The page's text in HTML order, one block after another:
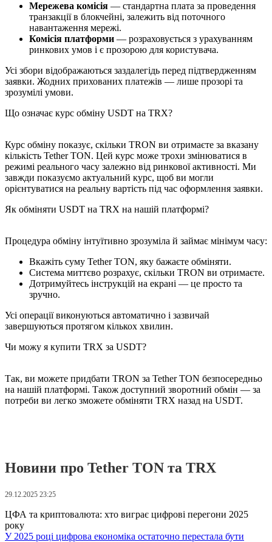
Мережева комісія — стандартна плата за проведення
транзакції в блокчейні, залежить від поточного
навантаження мережі.
Комісія платформи — розраховується з урахуванням
ринкових умов і є прозорою для користувача.
Усі збори відображаються заздалегідь перед підтвердженням
заявки. Жодних прихованих платежів — лише прозорі та
зрозумілі умови.
Що означає курс обміну USDT на TRX?
Курс обміну показує, скільки TRON ви отримаєте за вказану
кількість Tether TON. Цей курс може трохи змінюватися в
режимі реального часу залежно від ринкової активності. Ми
завжди показуємо актуальний курс, щоб ви могли
орієнтуватися на реальну вартість під час оформлення заявки.
Як обміняти USDT на TRX на нашій платформі?
Процедура обміну інтуїтивно зрозуміла й займає мінімум часу:
Вкажіть суму Tether TON, яку бажаєте обміняти.
Система миттєво розрахує, скільки TRON ви отримаєте.
Дотримуйтесь інструкцій на екрані — це просто та
зручно.
Усі операції виконуються автоматично і зазвичай
завершуються протягом кількох хвилин.
Чи можу я купити TRX за USDT?
Так, ви можете придбати TRON за Tether TON безпосередньо
на нашій платформі. Також доступний зворотний обмін — за
потреби ви легко зможете обміняти TRX назад на USDT.
Новини про Tether TON та TRX
29.12.2025 23:25
ЦФА та криптовалюта: хто виграє цифрові перегони 2025
року
У 2025 році цифрова економіка остаточно перестала бути